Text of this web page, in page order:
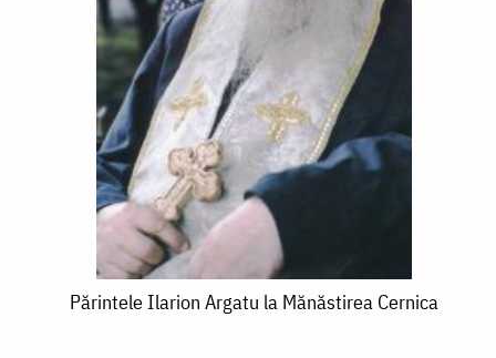
Părintele
Părintele Ilarion Argatu la Mănăstirea Cernica